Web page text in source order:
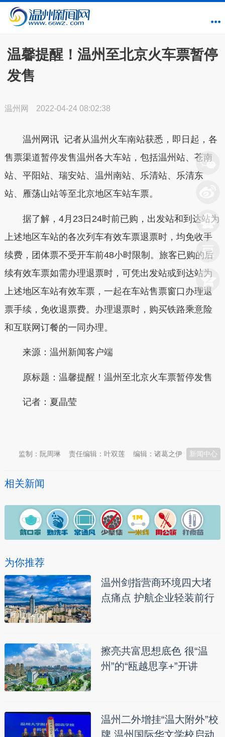
温馨提醒！温州至北京火车票暂停
发售
温州网 2022-04-24 08:02:38
温州网讯 记者从温州火车南站获悉， 即日起，各
售票渠道暂停发售温州各大车站， 包括温州站、苍南
站、平阳站、瑞安站、温州南站、乐清站、乐清东
站、雁荡山站等至北京地区车站车票。
据了解，4月23日24时前已购，出发站和到达站为
上述地区车站的各次列车有效车票退票时，均免收手
续费，团体票不受开车前48小时限制。旅客已购的后
续有效车票如需办理退票时，可凭出发站或到达站为
上述地区车站有效车票，一起在车站售票窗口办理退
票手续，免收退票费。办理退票时，购买铁路乘意险
和互联网订餐的一同办理。
来源：温州新闻客户端
原标题：温馨提醒！温州至北京火车票暂停发售
记者：夏晶莹
新闻中心
编辑：诸葛之伊
责任编辑：叶双莲
监制：阮周琳
相关新闻
为你推荐
温州剑指营商环境四大堵
点痛点 护航企业轻装前行
擦亮共富思想底色 很“温
州”的“瓯越思享+”开讲
温州二外增挂“温大附外”校
牌 温州国际华文学校启动